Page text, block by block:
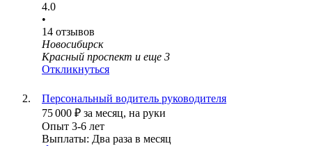
4.0
•
14 отзывов
Новосибирск
Красный проспект и еще 3
Откликнуться
Персональный водитель руководителя
75 000 ₽ за месяц, на руки
Опыт 3-6 лет
Выплаты: Два раза в месяц